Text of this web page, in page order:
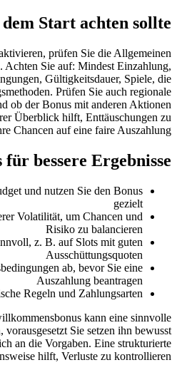
Start achten sollte
prüfen Sie die Allgemeinen
Achten Sie auf: Mindest Einzahlung,
Gültigkeitsdauer, Spiele, die
Prüfen Sie auch regionale
ob der Bonus mit anderen Aktionen
Überblick hilft, Enttäuschungen zu
Chancen auf eine faire Auszahlung.
bessere Ergebnisse
und nutzen Sie den Bonus
gezielt
Volatilität, um Chancen und
Risiko zu balancieren
z. B. auf Slots mit guten
Ausschüttungsquoten
ab, bevor Sie eine
Auszahlung beantragen
Regeln und Zahlungsarten
kann eine sinnvolle
vorausgesetzt Sie setzen ihn bewusst
an die Vorgaben. Eine strukturierte
hilft, Verluste zu kontrollieren.